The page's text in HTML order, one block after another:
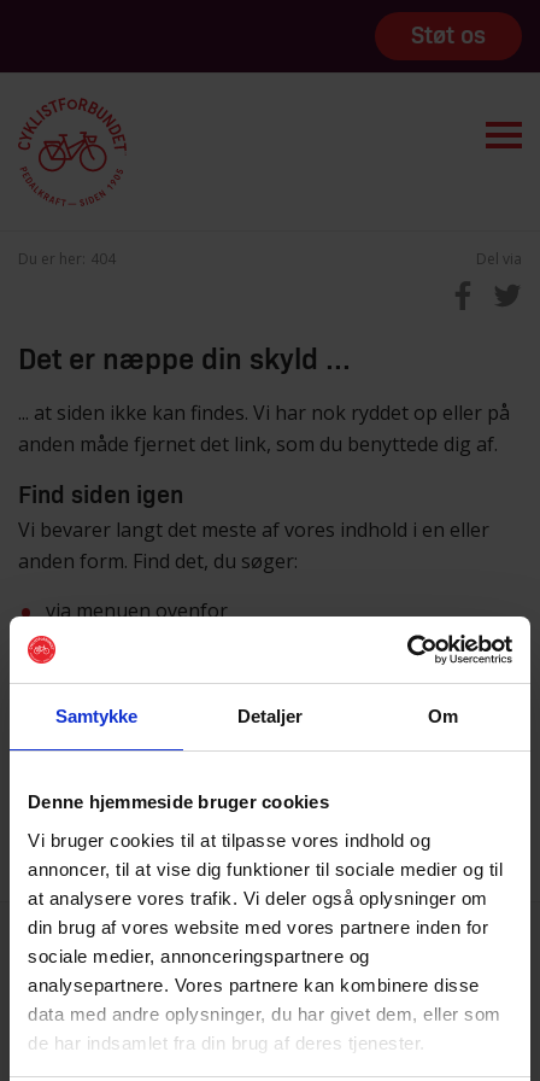
Samtykke Detaljer Om
Denne hjemmeside bruger cookies
Vi bruger cookies til at tilpasse vores indhold og
annoncer, til at vise dig funktioner til sociale medier og til
at analysere vores trafik. Vi deler også oplysninger om
din brug af vores website med vores partnere inden for
sociale medier, annonceringspartnere og
analysepartnere. Vores partnere kan kombinere disse
data med andre oplysninger, du har givet dem, eller som
de har indsamlet fra din brug af deres tjenester.
Støt os
Du er her: 404 Del via
Det er næppe din skyld ...
... at siden ikke kan findes. Vi har nok ryddet op eller på
anden måde fjernet det link, som du benyttede dig af.
Find siden igen
Vi bevarer langt det meste af vores indhold i en eller
anden form. Find det, du søger:
via menuen ovenfor
eller ved hjælp af
Vi beklager besværet
sende os en mail påpost@cyklistforbundet.dk